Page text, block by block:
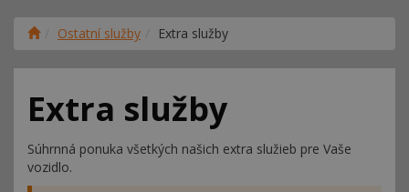
Ostatní služby Extra služby
Extra služby
Súhrnná ponuka všetkých našich extra služieb pre Vaše
vozidlo.